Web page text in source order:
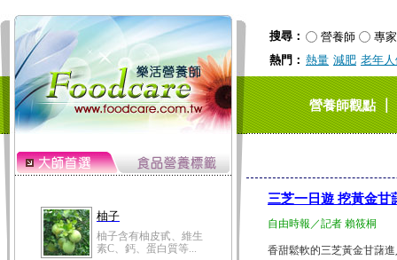
搜尋： 營養師
專家
熱門： 熱量 減肥 老年
營養師觀點｜
柚子
柚子含有柚皮甙、維生
素C、鈣、蛋白質等...
三芝一日遊 挖黃金甘
自由時報／記者 賴筱桐
香甜鬆軟的三芝黃金甘藷